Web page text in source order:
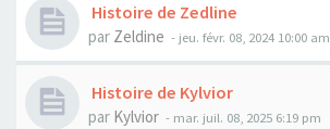
Histoire de Zedline
par Zeldine - jeu. févr. 08, 2024 10:00 am
Histoire de Kylvior
par Kylvior - mar. juil. 08, 2025 6:19 pm